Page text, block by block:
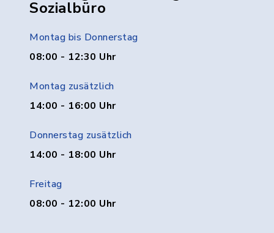
Sozialbüro
Montag bis Donnerstag
08:00 - 12:30 Uhr
Montag zusätzlich
14:00 - 16:00 Uhr
Donnerstag zusätzlich
14:00 - 18:00 Uhr
Freitag
08:00 - 12:00 Uhr